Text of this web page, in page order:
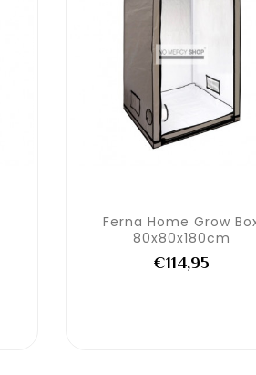
Ferna Home Grow
80x80x180cm
€114,95